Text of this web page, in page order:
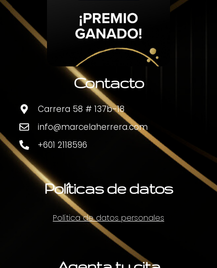
Contacto
Carrera 58 # 137b-18
info@marcelaherrera.com
+601 2118596
Políticas de datos
Política de datos personales